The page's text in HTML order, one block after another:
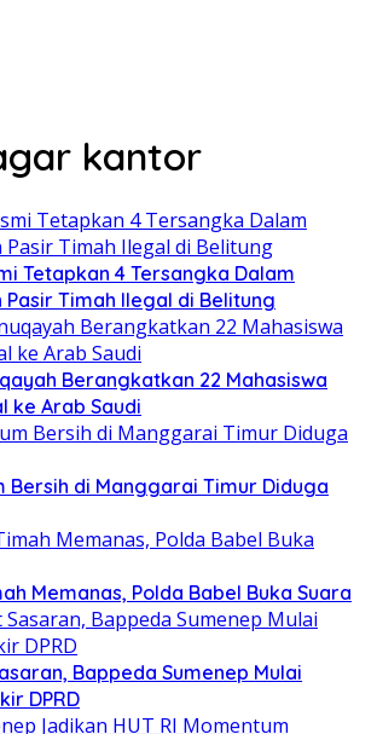
kantor
Tetapkan 4 Tersangka Dalam
Pasir Timah Ilegal di Belitung
Berangkatkan 22 Mahasiswa
ke Arab Saudi
Bersih di Manggarai Timur Diduga
Memanas, Polda Babel Buka Suara
Bappeda Sumenep Mulai
DPRD